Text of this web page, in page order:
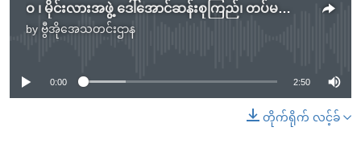
ဝ ၊ မိုင်းလားအဖွဲ့ ဒေါ်အောင်ဆန်းစုကြည်၊ တပ်မတော်ကာကွယ်ရေးဦးစီးချုပ်နှင့် တွေ့မည်
by ဗွီအိုအေသတင်းဌာန
No media source currently available
0:00 2:50
တိုက်ရိုက် လင့်ခ်